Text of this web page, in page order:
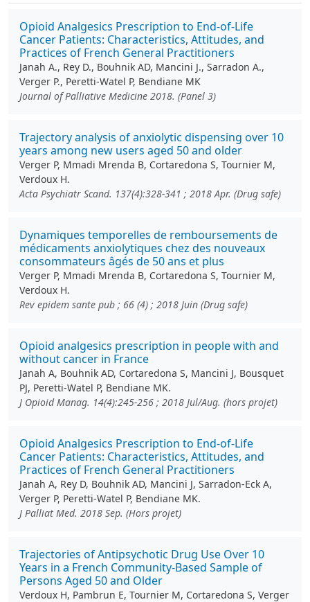
Opioid Analgesics Prescription to End-of-Life
Cancer Patients: Characteristics, Attitudes, and
Practices of French General Practitioners
Janah A., Rey D., Bouhnik AD, Mancini J., Sarradon A.,
Verger P., Peretti-Watel P, Bendiane MK
Journal of Palliative Medicine 2018. (Panel 3)
Trajectory analysis of anxiolytic dispensing over 10
years among new users aged 50 and older
Verger P, Mmadi Mrenda B, Cortaredona S, Tournier M,
Verdoux H.
Acta Psychiatr Scand. 137(4):328-341 ; 2018 Apr. (Drug safe)
Dynamiques temporelles de remboursements de
médicaments anxiolytiques chez des nouveaux
consommateurs âgés de 50 ans et plus
Verger P, Mmadi Mrenda B, Cortaredona S, Tournier M,
Verdoux H.
Rev epidem sante pub ; 66 (4) ; 2018 Juin (Drug safe)
Opioid analgesics prescription in people with and
without cancer in France
Janah A, Bouhnik AD, Cortaredona S, Mancini J, Bousquet
PJ, Peretti-Watel P, Bendiane MK.
J Opioid Manag. 14(4):245-256 ; 2018 Jul/Aug. (hors projet)
Opioid Analgesics Prescription to End-of-Life
Cancer Patients: Characteristics, Attitudes, and
Practices of French General Practitioners
Janah A, Rey D, Bouhnik AD, Mancini J, Sarradon-Eck A,
Verger P, Peretti-Watel P, Bendiane MK.
J Palliat Med. 2018 Sep. (Hors projet)
Trajectories of Antipsychotic Drug Use Over 10
Years in a French Community-Based Sample of
Persons Aged 50 and Older
Verdoux H, Pambrun E, Tournier M, Cortaredona S, Verger